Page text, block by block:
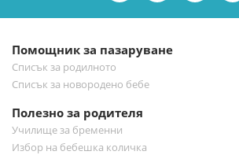
бюлетин:
Помощник за пазаруване
Списък за родилното
Списък за новородено бебе
Полезно за родителя
Училище за бременни
Избор на бебешка количка